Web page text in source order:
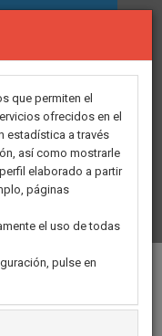
que permiten el
ofrecidos en el
estadística a través
así como mostrarle
elaborado a partir
páginas
el uso de todas
pulse en